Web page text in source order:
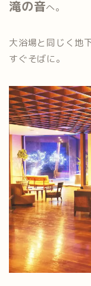
滝の音へ。
大浴場と同じく地
すぐそばに。